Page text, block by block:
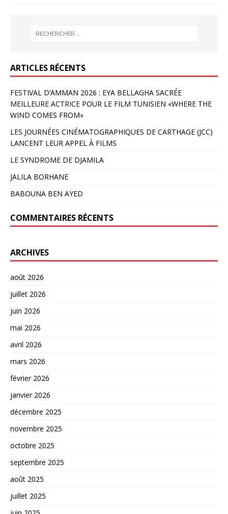
ARTICLES RÉCENTS
FESTIVAL D’AMMAN 2026 : EYA BELLAGHA SACRÉE
MEILLEURE ACTRICE POUR LE FILM TUNISIEN «WHERE THE
WIND COMES FROM»
LES JOURNÉES CINÉMATOGRAPHIQUES DE CARTHAGE (JCC)
LANCENT LEUR APPEL À FILMS
LE SYNDROME DE DJAMILA
JALILA BORHANE
BABOUNA BEN AYED
COMMENTAIRES RÉCENTS
ARCHIVES
août 2026
juillet 2026
juin 2026
mai 2026
avril 2026
mars 2026
février 2026
janvier 2026
décembre 2025
novembre 2025
octobre 2025
septembre 2025
août 2025
juillet 2025